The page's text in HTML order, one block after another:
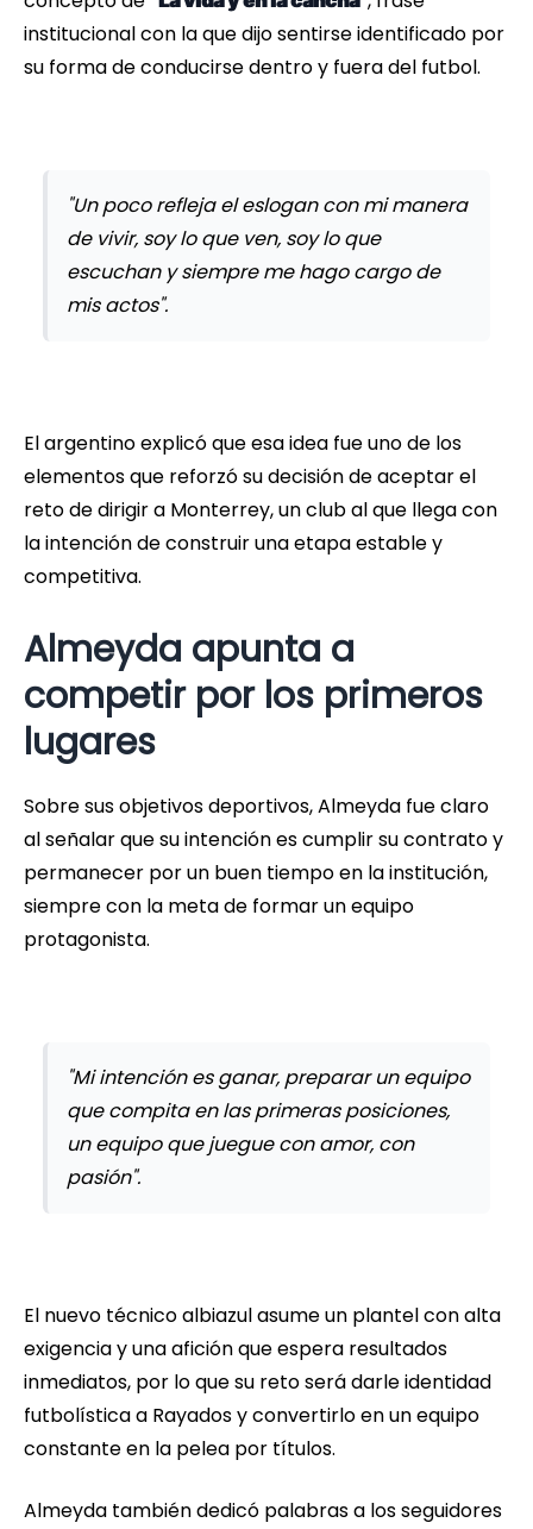
institucional con la que dijo sentirse identificado por
su forma de conducirse dentro y fuera del futbol.
"Un poco refleja el eslogan con mi manera
de vivir, soy lo que ven, soy lo que
escuchan y siempre me hago cargo de
mis actos".
El argentino explicó que esa idea fue uno de los
elementos que reforzó su decisión de aceptar el
reto de dirigir a Monterrey, un club al que llega con
la intención de construir una etapa estable y
competitiva.
Almeyda apunta a
competir por los primeros
lugares
Sobre sus objetivos deportivos, Almeyda fue claro
al señalar que su intención es cumplir su contrato y
permanecer por un buen tiempo en la institución,
siempre con la meta de formar un equipo
protagonista.
"Mi intención es ganar, preparar un equipo
que compita en las primeras posiciones,
un equipo que juegue con amor, con
pasión".
El nuevo técnico albiazul asume un plantel con alta
exigencia y una afición que espera resultados
inmediatos, por lo que su reto será darle identidad
futbolística a Rayados y convertirlo en un equipo
constante en la pelea por títulos.
Almeyda también dedicó palabras a los seguidores